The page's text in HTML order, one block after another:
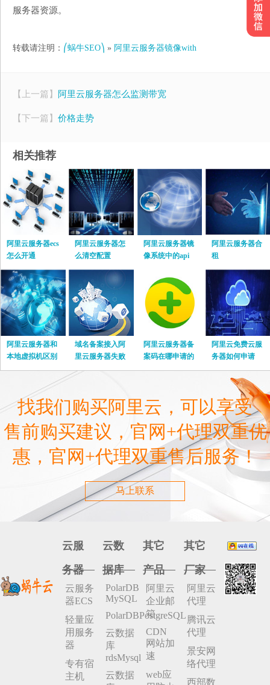
服务器资源。
转载请注明： ⎛蜗牛SEO⎞ » 阿里云服务器镜像with
【上一篇】 阿里云服务器怎么监测带宽
【下一篇】 价格走势
相关推荐
阿里云服务器ecs
怎么开通
阿里云服务器怎
么清空配置
阿里云服务器镜
像系统中的api
阿里云服务器合
租
阿里云服务器和
本地虚拟机区别
在哪里
域名备案接入阿
里云服务器失败
怎么办
阿里云服务器备
案码在哪申请的
阿里云免费云服
务器如何申请
找我们购买阿里云，可以享受
售前购买建议，官网+代理双重优
惠，官网+代理双重售后服务！
马上联系
云服
务器
云服务
器ECS
轻量应
用服务
器
专有宿
主机
云数
据库
PolarDB
MySQL
PolarDBPostgreSQL
云数据
库
rdsMysql
云数据
其它
产品
阿里云
企业邮
箱
CDN
网站加
速
web应
其它
厂家
阿里云
代理
腾讯云
代理
景安网
络代理
西部数